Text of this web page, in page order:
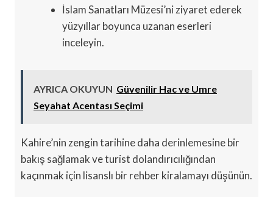
İslam Sanatları Müzesi’ni ziyaret ederek
yüzyıllar boyunca uzanan eserleri
inceleyin.
AYRICA OKUYUN Güvenilir Hac ve Umre
Seyahat Acentası Seçimi
Kahire’nin zengin tarihine daha derinlemesine bir
bakış sağlamak ve turist dolandırıcılığından
kaçınmak için lisanslı bir rehber kiralamayı düşünün.